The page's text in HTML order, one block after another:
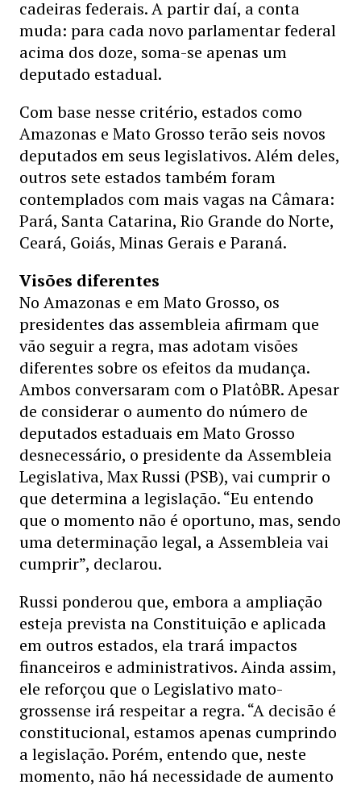
cadeiras federais. A partir daí, a conta
muda: para cada novo parlamentar federal
acima dos doze, soma-se apenas um
deputado estadual.
Com base nesse critério, estados como
Amazonas e Mato Grosso terão seis novos
deputados em seus legislativos. Além deles,
outros sete estados também foram
contemplados com mais vagas na Câmara:
Pará, Santa Catarina, Rio Grande do Norte,
Ceará, Goiás, Minas Gerais e Paraná.
Visões diferentes
No Amazonas e em Mato Grosso, os
presidentes das assembleia afirmam que
vão seguir a regra, mas adotam visões
diferentes sobre os efeitos da mudança.
Ambos conversaram com o PlatôBR. Apesar
de considerar o aumento do número de
deputados estaduais em Mato Grosso
desnecessário, o presidente da Assembleia
Legislativa, Max Russi (PSB), vai cumprir o
que determina a legislação. “Eu entendo
que o momento não é oportuno, mas, sendo
uma determinação legal, a Assembleia vai
cumprir”, declarou.
Russi ponderou que, embora a ampliação
esteja prevista na Constituição e aplicada
em outros estados, ela trará impactos
financeiros e administrativos. Ainda assim,
ele reforçou que o Legislativo mato-
grossense irá respeitar a regra. “A decisão é
constitucional, estamos apenas cumprindo
a legislação. Porém, entendo que, neste
momento, não há necessidade de aumento